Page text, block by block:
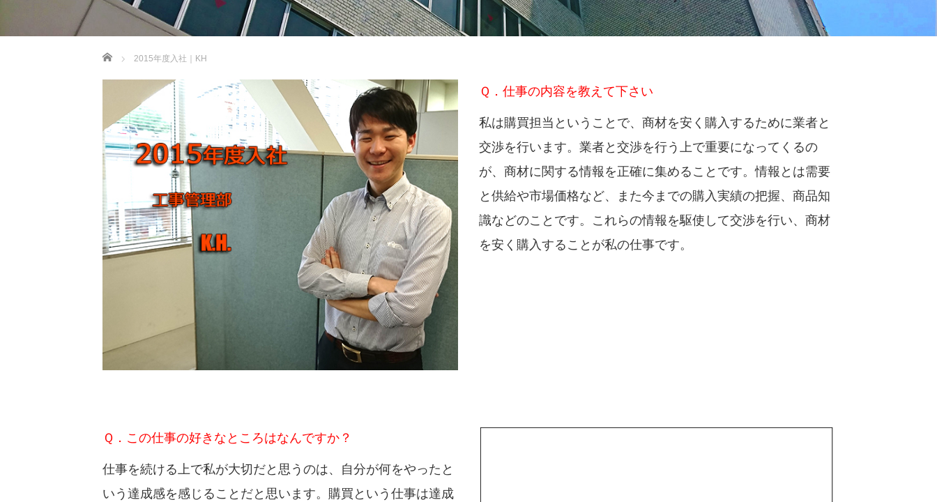
ホーム 2015年度入社｜KH
Ｑ．仕事の内容を教えて下さい
私は購買担当ということで、商材を安く購入するために業者と
交渉を行います。業者と交渉を行う上で重要になってくるの
が、商材に関する情報を正確に集めることです。情報とは需要
と供給や市場価格など、また今までの購入実績の把握、商品知
識などのことです。これらの情報を駆使して交渉を行い、商材
を安く購入することが私の仕事です。
Ｑ．この仕事の好きなところはなんですか？
仕事を続ける上で私が大切だと思うのは、自分が何をやったと
いう達成感を感じることだと思います。購買という仕事は達成